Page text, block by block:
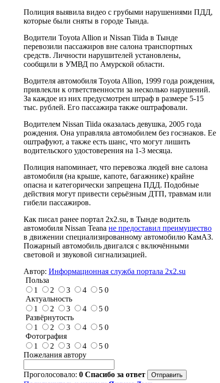
Полиция выявила видео с грубыми нарушениями ПДД,
которые были сняты в городе Тында.
Водители Toyota Allion и Nissan Tiida в Тынде
перевозили пассажиров вне салона транспортных
средств. Личности нарушителей установлены,
сообщили в УМВД по Амурской области.
Водителя автомобиля Toyota Allion, 1999 года рождения,
привлекли к ответственности за несколько нарушений.
За каждое из них предусмотрен штраф в размере 5-15
тыс. рублей. Его пассажира также оштрафовали.
Водителем Nissan Tiida оказалась девушка, 2005 года
рождения. Она управляла автомобилем без госзнаков. Ее
оштрафуют, а также есть шанс, что могут лишить
водительского удостоверения на 1-3 месяца.
Полиция напоминает, что перевозка людей вне салона
автомобиля (на крыше, капоте, багажнике) крайне
опасна и категорически запрещена ПДД. Подобные
действия могут привести серьёзным ДТП, травмам или
гибели пассажиров.
Как писал ранее портал 2х2.su, в Тынде водитель
автомобиля Nissan Teana не предоставил преимущество
в движении специализированному автомобилю КамАЗ.
Пожарный автомобиль двигался с включёнными
световой и звуковой сигнализацией.
Автор: Информационная служба портала 2x2.su
Польза
1
2 3 4 5 0
Актуальность
1
2 3 4 5 0
Развёрнутость
1
2 3 4 5 0
Фотография
1
2 3 4 5 0
Пожелания автору
Проголосовало: 0 Спасибо за ответ